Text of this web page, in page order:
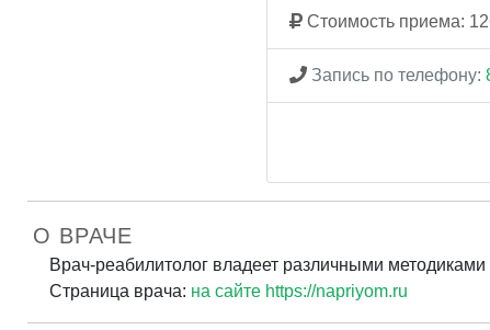
Стоимость приема:
Запись по телефону:
О ВРАЧЕ
Врач-реабилитолог владеет различными
Страница врача: на сайте https://napriyom.ru